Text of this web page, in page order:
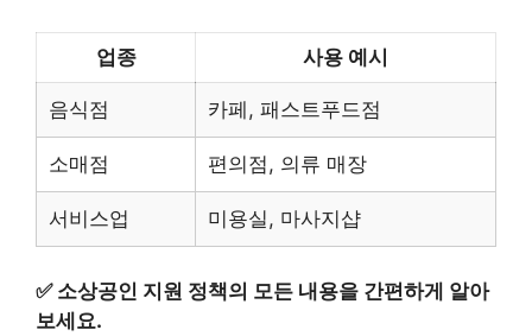
업종 사용 예시
음식점 카페, 패스트푸드점
소매점 편의점, 의류 매장
서비스업 미용실, 마사지샵
✅ 소상공인 지원 정책의 모든 내용을 간편하게 알아
보세요.